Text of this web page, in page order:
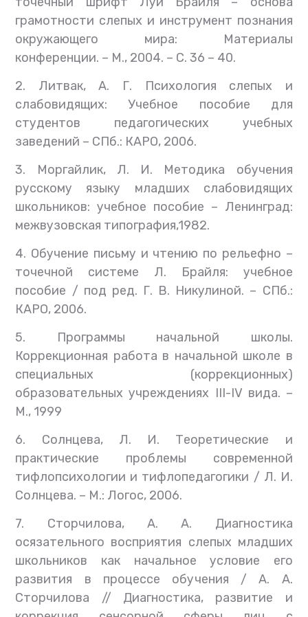
грамотности слепых и инструмент познания
окружающего мира: Материалы
конференции. – М., 2004. – С. 36 – 40.
2. Литвак, А. Г. Психология слепых и
слабовидящих: Учебное пособие для
студентов педагогических учебных
заведений – СПб.: КАРО, 2006.
3. Моргайлик, Л. И. Методика обучения
русскому языку младших слабовидящих
школьников: учебное пособие – Ленинград:
межвузовская типография,1982.
4. Обучение письму и чтению по рельефно –
точечной системе Л. Брайля: учебное
пособие / под ред. Г. В. Никулиной. – СПб.:
КАРО, 2006.
5. Программы начальной школы.
Коррекционная работа в начальной школе в
специальных (коррекционных)
образовательных учреждениях III-IV вида. –
М., 1999
6. Солнцева, Л. И. Теоретические и
практические проблемы современной
тифлопсихологии и тифлопедагогики / Л. И.
Солнцева. – М.: Логос, 2006.
7. Сторчилова, А. А. Диагностика
осязательного восприятия слепых младших
школьников как начальное условие его
развития в процессе обучения / А. А.
Сторчилова // Диагностика, развитие и